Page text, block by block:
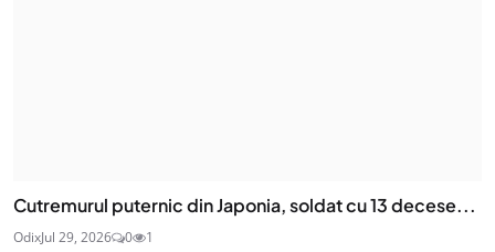
Cutremurul puternic din Japonia, soldat cu 13 decese...
OdixJul 29, 2026 0 1